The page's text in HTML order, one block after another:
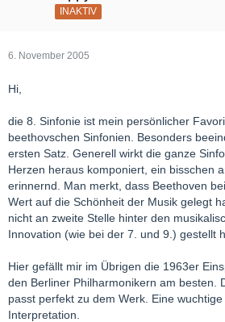
INAKTIV
6. November 2005
Hi,
die 8. Sinfonie ist mein persönlicher
beethovschen Sinfonien. Besonders
ersten Satz. Generell wirkt die ganze
Herzen heraus komponiert, ein bisschen
erinnernd. Man merkt, dass Beethoven
Wert auf die Schönheit der Musik gelegt
nicht an zweite Stelle hinter den
Innovation (wie bei der 7. und 9.) gestellt
Hier gefällt mir im Übrigen die 1963er
den Berliner Philharmonikern am besten.
passt perfekt zu dem Werk. Eine
Interpretation.